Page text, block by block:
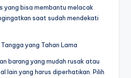
yang bisa membantu melacak
saat sudah mendekati
Tangga yang Tahan Lama
barang yang mudah rusak atau
lain yang harus diperhatikan. Pilih